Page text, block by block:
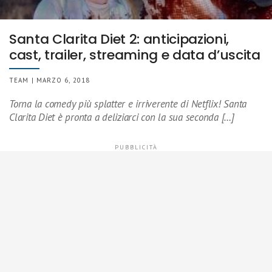
Santa Clarita Diet 2: anticipazioni,
cast, trailer, streaming e data d’uscita
TEAM | MARZO 6, 2018
Torna la comedy più splatter e irriverente di Netflix! Santa
Clarita Diet è pronta a deliziarci con la sua seconda […]